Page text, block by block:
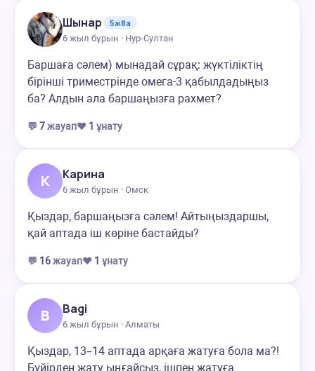
Шынар
5ж8а
6 жыл бұрын · Нур-Султан
Баршаға сәлем) мынадай сұрақ: жүктіліктің
бірінші триместрінде омега-3 қабылдадыңыз
ба? Алдын ала баршаңызға рахмет?
💬 7жауап❤️ 1 ұнату
К Карина
6 жыл бұрын · Омск
Қыздар, баршаңызға сәлем! Айтыңыздаршы,
қай аптада іш көріне бастайды?
💬 16жауап❤️ 1 ұнату
B Bagi
6 жыл бұрын · Алматы
Қыздар, 13–14 аптада арқаға жатуға бола ма?!
Бүйірден жату ыңғайсыз, ішпен жатуға